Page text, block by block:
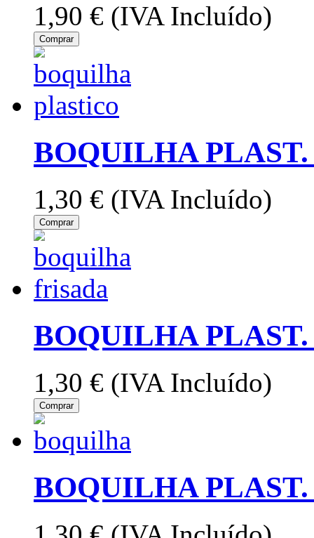
1,90 € (IVA Incluído)
Comprar
BOQUILHA PLAST.
1,30 € (IVA Incluído)
Comprar
BOQUILHA
1,30 € (IVA Incluído)
Comprar
BOQUILHA